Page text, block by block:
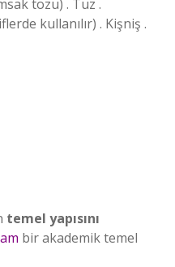
tozu) . Tuz .
kullanılır) . Kişniş .
temel yapısını
bir akademik temel